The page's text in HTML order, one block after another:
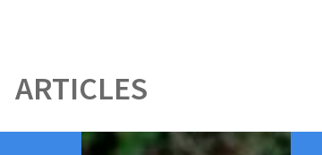
ARTICLES